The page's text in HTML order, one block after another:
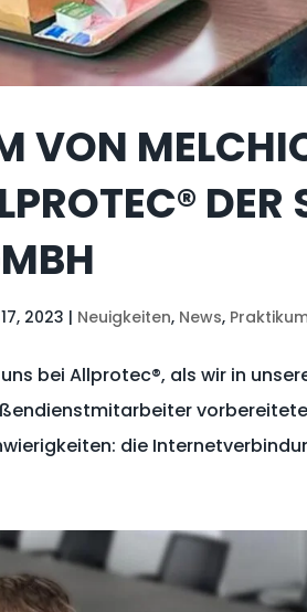
VON
2023 | Neuigkeiten, News,
bei Allprotec®️, als wir in
die